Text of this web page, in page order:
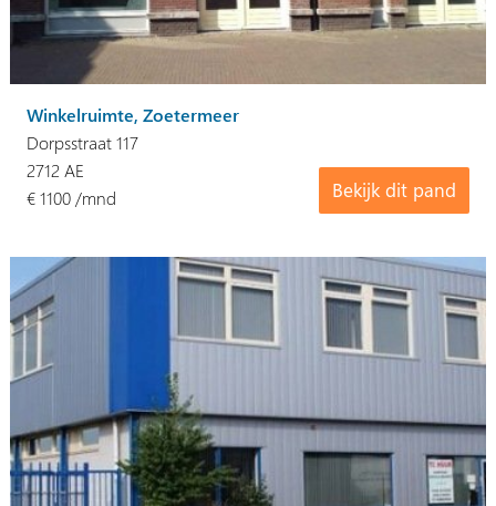
Winkelruimte, Zoetermeer
Dorpsstraat 117
Bekijk dit pand
2712 AE
€ 1100 /mnd